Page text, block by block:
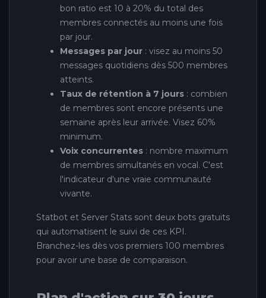
bon ratio est 10 à 20% du total des
membres connectés au moins une fois
par jour.
Messages par jour : visez au moins 50
messages quotidiens dès 500 membres
atteints.
Taux de rétention à 7 jours : combien
de membres sont encore présents une
semaine après leur arrivée. Visez 60%
minimum.
Voix concurrentes : nombre maximum
de membres simultanés en vocal. C'est
l'indicateur d'une vraie communauté
vivante.
Statbot et Server Stats sont deux bots gratuits
qui automatisent le suivi de ces KPI.
Branchez-les dès vos premiers 100 membres
pour avoir une base de comparaison.